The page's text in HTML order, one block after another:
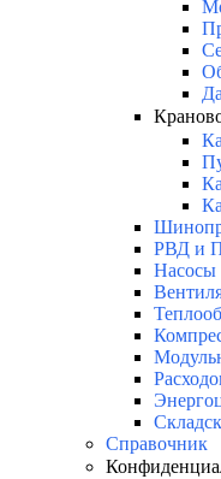
РВД и
Насосы
Справочник